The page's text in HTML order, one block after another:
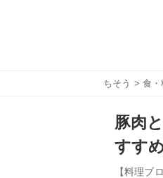
ちそう > 食・
豚肉
すす
【料理ブ